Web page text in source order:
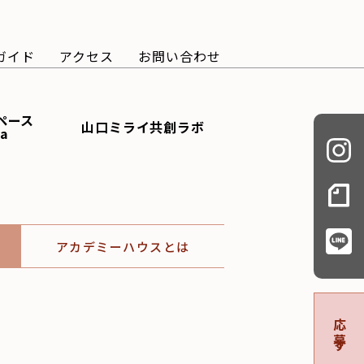
イド アクセス お問い合わせ
ース 山口ミライ共創ラボ
アカデミーハウスとは
応募する